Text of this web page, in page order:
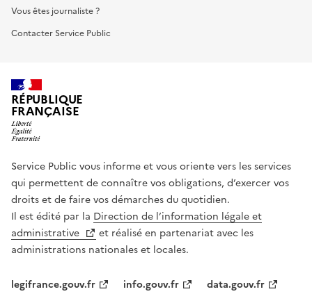
Vous êtes journaliste ?
Contacter Service Public
RÉPUBLIQUE
FRANÇAISE
Service Public vous informe et vous oriente vers les services
qui permettent de connaître vos obligations, d’exercer vos
droits et de faire vos démarches du quotidien.
Il est édité par la Direction de l’information légale et
administrative
et réalisé en partenariat avec les
administrations nationales et locales.
legifrance.gouv.fr info.gouv.fr data.gouv.fr